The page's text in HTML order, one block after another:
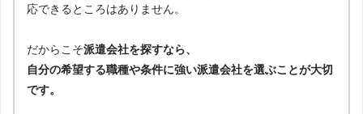
応できるところはありません。
だからこそ派遣会社を探すなら、
自分の希望する職種や条件に強い派遣会社を選ぶことが大切
です。